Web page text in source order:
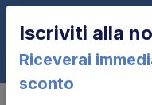
Iscriviti alla
Riceverai
sconto